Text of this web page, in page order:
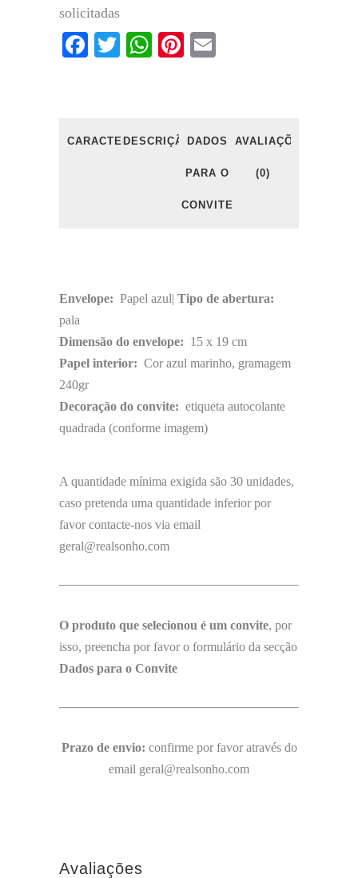
solicitadas
Facebook
TwitterWhatsApp
Pinterest
CARACTERÍSTICAS
DESCRIÇÃODADOS
PARA O
CONVITE
AVALIAÇÕES
(0)
Envelope: Papel azul| Tipo de abertura:
pala
Dimensão do envelope: 15 x 19 cm
Papel interior: Cor azul marinho, gramagem
240gr
Decoração do convite: etiqueta autocolante
quadrada (conforme imagem)
A quantidade mínima exigida são 30 unidades,
caso pretenda uma quantidade inferior por
favor contacte-nos via email
geral@realsonho.com
O produto que selecionou é um convite, por
isso, preencha por favor o formulário da secção
Dados para o Convite
Prazo de envio: confirme por favor através do
email geral@realsonho.com
Avaliações